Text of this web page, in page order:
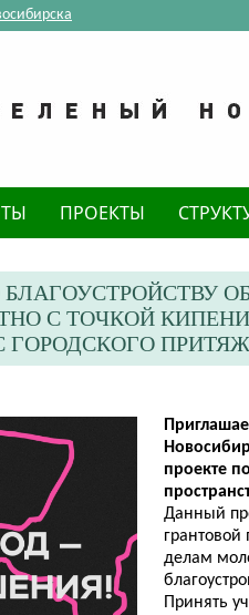
ПРОЕКТЫ
С ТОЧКОЙ
ГОРОДСКОГО
проекте
Данный
грантовой
делам
Принять